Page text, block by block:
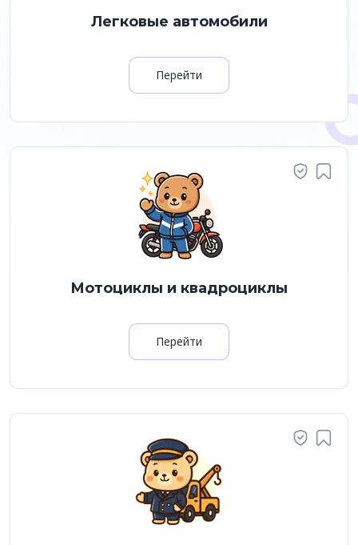
Легковые автомобили
Перейти
Мотоциклы и квадроциклы
Перейти